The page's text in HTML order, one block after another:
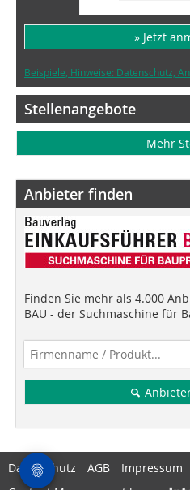
» Jetzt
Beispiele, Hinweise: Datenschutz,
Stellenangebote
Mehr
Anbieter finden
Finden Sie mehr als 4.000
BAU - der Suchmaschine für
Datenschutz AGB Impressum